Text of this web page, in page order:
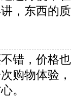
，东西的
错，价格
购物体验
。